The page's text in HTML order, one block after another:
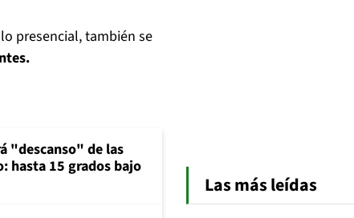
presencial, también se
"descanso" de las
hasta 15 grados bajo
Las más leídas